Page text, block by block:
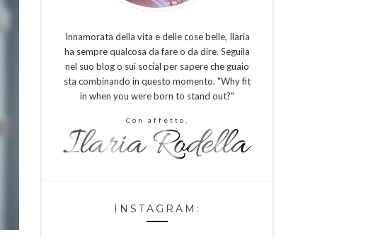
Innamorata della vita e delle cose belle, Ilaria
ha sempre qualcosa da fare o da dire. Seguila
nel suo blog o sui social per sapere che guaio
sta combinando in questo momento. "Why fit
in when you were born to stand out?"
Con affetto,
INSTAGRAM: